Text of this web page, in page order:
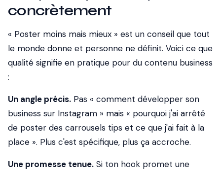
concrètement
« Poster moins mais mieux » est un conseil que tout
le monde donne et personne ne définit. Voici ce que
qualité signifie en pratique pour du contenu business
:
Un angle précis. Pas « comment développer son
business sur Instagram » mais « pourquoi j'ai arrêté
de poster des carrousels tips et ce que j'ai fait à la
place ». Plus c'est spécifique, plus ça accroche.
Une promesse tenue. Si ton hook promet une